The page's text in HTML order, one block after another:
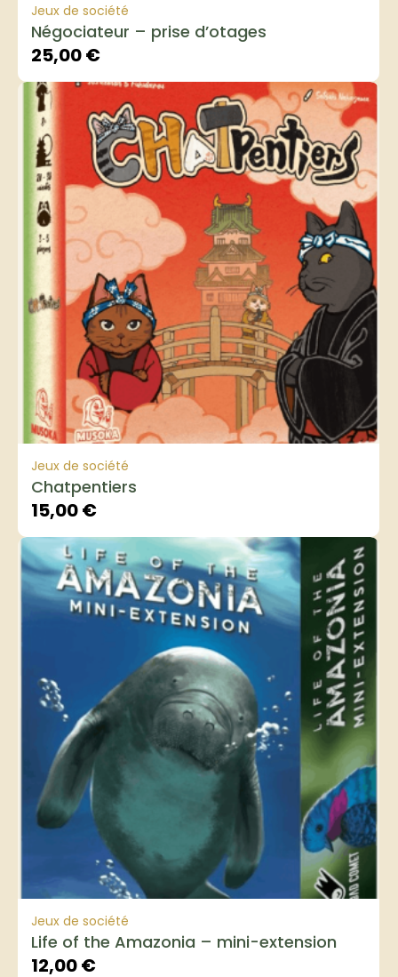
Jeux de société
Négociateur – prise d’otages
25,00€
Jeux de société
Chatpentiers
15,00€
Jeux de société
Life of the Amazonia – mini-extension
12,00€